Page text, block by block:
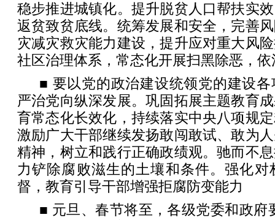
稳步推进城镇化。提升脱贫人口帮扶实
返贫致贫底线。统筹发展和安全，完善
灾减灾救灾能力建设，提升应对重大风
社区治理体系，常态化开展扫黑除恶，
■ 要以党的政治建设统领党的建设
严治党向纵深发展。巩固拓展主题教育
育常态化长效化，持续落实中央八项规
激励广大干部继续发扬敢闯敢试、敢为
精神，树立和践行正确政绩观。驰而不
力铲除腐败滋生的土壤和条件。强化
督，教育引导干部增强拒腐防变能力
■ 元旦、春节将至，各级党委和政府